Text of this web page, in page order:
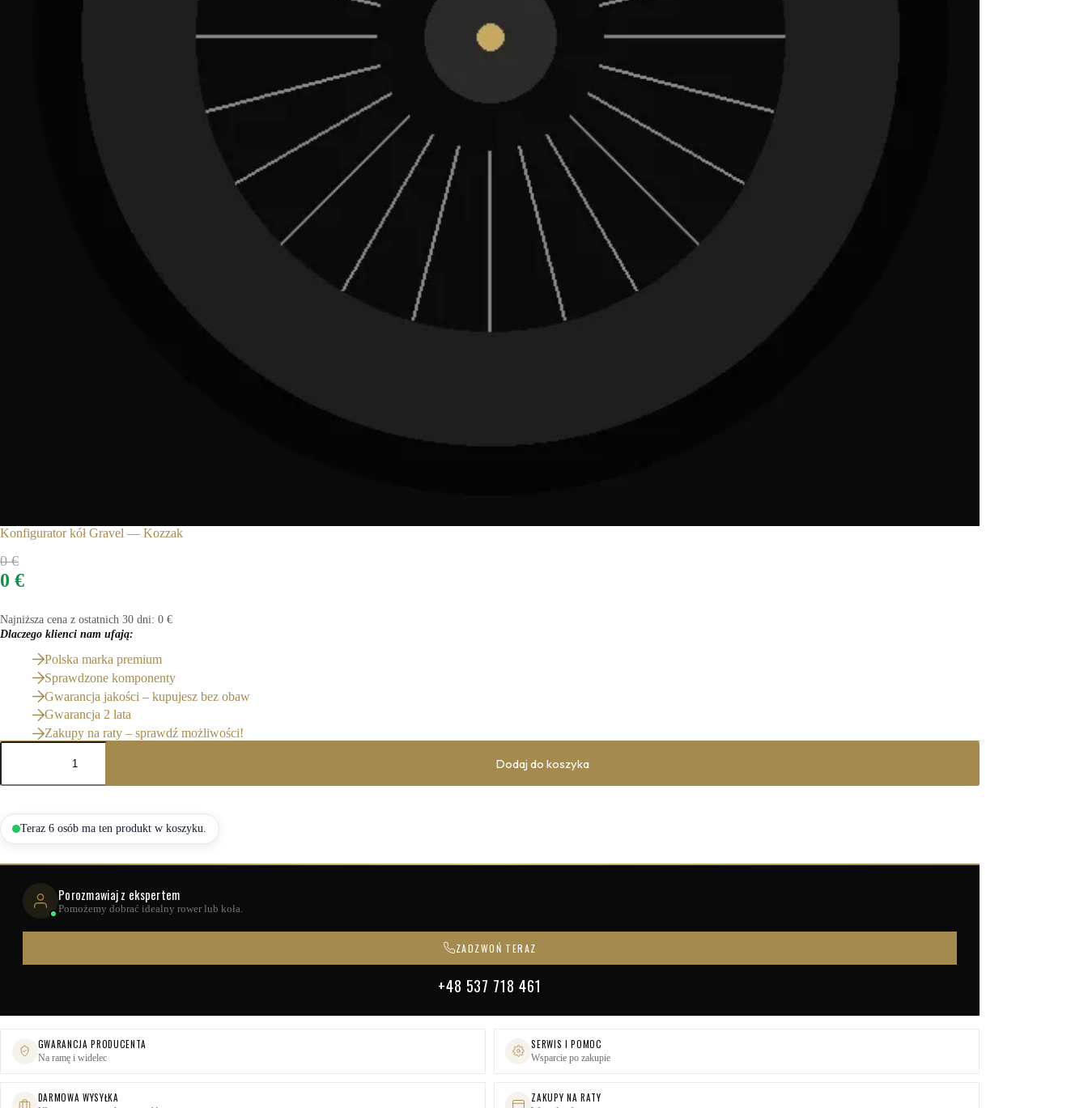
Konfigurator kół Gravel — Kozzak
0€
0 €
Najniższa cena z ostatnich 30 dni: 0 €
Dlaczego klienci nam ufają:
Polska marka premium
Sprawdzone komponenty
Gwarancja jakości – kupujesz bez obaw
Gwarancja 2 lata
Zakupy na raty – sprawdź możliwości!
ilość
Gravel
Kozzak
Dodaj do koszyka
Teraz 6 osób ma ten produkt w koszyku.
Porozmawiaj z ekspertem
Pomożemy dobrać idealny rower lub koła.
ZADZWOŃ TERAZ
+48 537 718 461
GWARANCJA PRODUCENTA
Na ramę i widelec
SERWIS I POMOC
Wsparcie po zakupie
DARMOWA WYSYŁKA ZAKUPY NA RATY